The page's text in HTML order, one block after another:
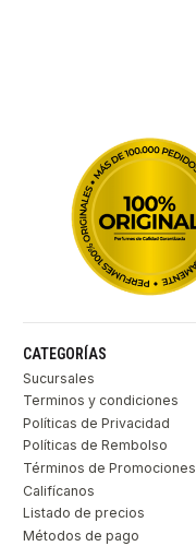
CATEGORÍAS
Sucursales
Terminos y condiciones
Políticas de Privacidad
Políticas de Rembolso
Términos de Promociones
Califícanos
Listado de precios
Métodos de pago